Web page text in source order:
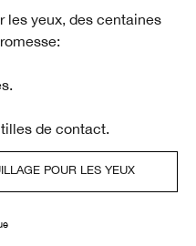
les yeux, des centaines
de contact.
POUR LES YEUX